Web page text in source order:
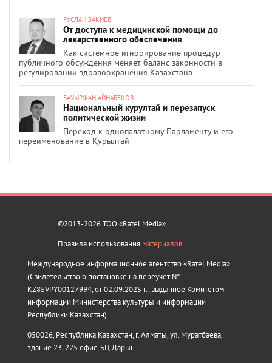
РУСЛАН ЗАКИЕВ
От доступа к медицинской помощи до
лекарственного обеспечения
Как системное игнорирование процедур
публичного обсуждения меняет баланс законности в
регулировании здравоохранения Казахстана
БАУЫРЖАН АЙНАБЕКОВ
Национальный курултай и перезапуск
политической жизни
Переход к однопалатному Парламенту и его
переименование в Құрылтай
©2013-2026 ТОО «Ratel Media»
Правила использования материалов
Международное информационное агентство «Ratel Media»
(Свидетельство о постановке на переучёт №
KZ85VPY00127994, от 02.09.2025 г., выданное Комитетом
информации Министерства культуры и информации
Республики Казахстан).
050026, Республика Казахстан, г. Алматы, ул. Муратбаева,
здание 23, 225 офис, БЦ Дарын